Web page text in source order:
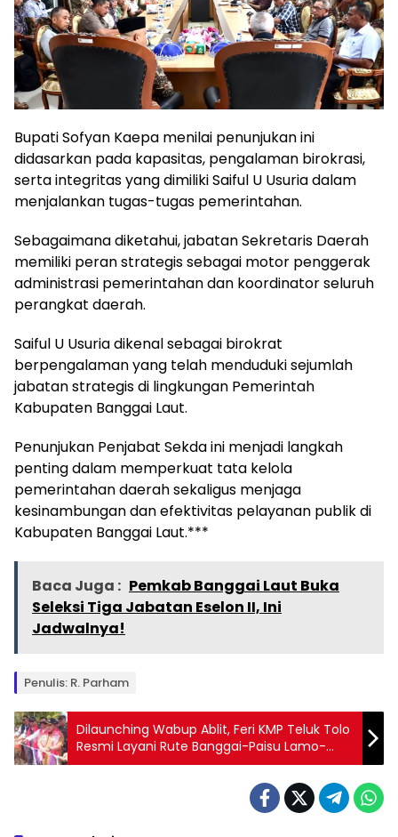
Bupati Sofyan Kaepa menilai penunjukan ini
didasarkan pada kapasitas, pengalaman birokrasi,
serta integritas yang dimiliki Saiful U Usuria dalam
menjalankan tugas-tugas pemerintahan.
Sebagaimana diketahui, jabatan Sekretaris Daerah
memiliki peran strategis sebagai motor penggerak
administrasi pemerintahan dan koordinator seluruh
perangkat daerah.
Saiful U Usuria dikenal sebagai birokrat
berpengalaman yang telah menduduki sejumlah
jabatan strategis di lingkungan Pemerintah
Kabupaten Banggai Laut.
Penunjukan Penjabat Sekda ini menjadi langkah
penting dalam memperkuat tata kelola
pemerintahan daerah sekaligus menjaga
kesinambungan dan efektivitas pelayanan publik di
Kabupaten Banggai Laut.***
Baca Juga : Pemkab Banggai Laut Buka
Seleksi Tiga Jabatan Eselon II, Ini
Jadwalnya!
Penulis: R. Parham
Dilaunching Wabup Ablit, Feri KMP Teluk Tolo
Resmi Layani Rute Banggai-Paisu Lamo-
Dungkean PP